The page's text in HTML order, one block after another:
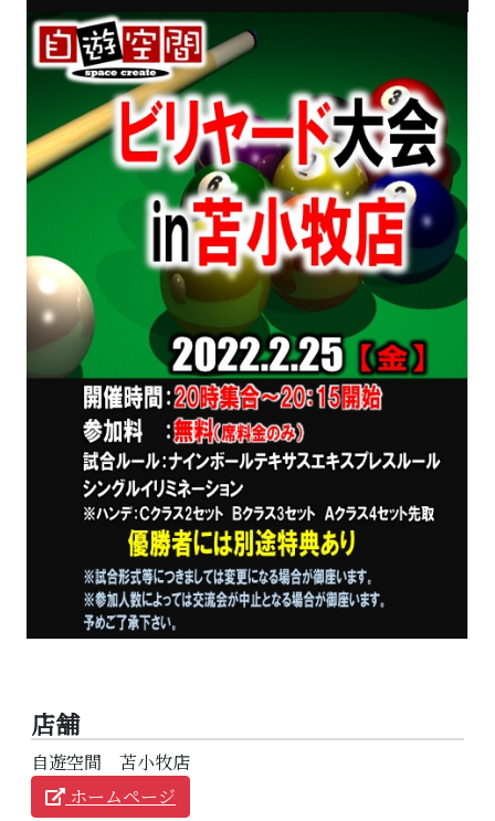
店舗
自遊空間 苫小牧店
ホームページ